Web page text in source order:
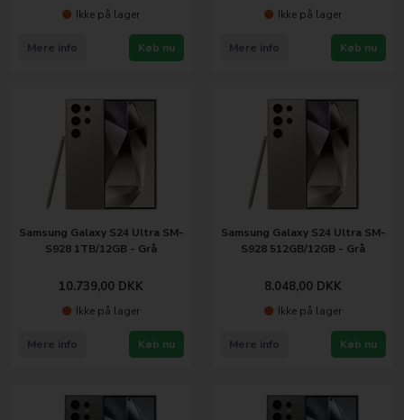
Ikke på lager
Køb nu
Mere info
Ikke på lager
Køb nu
Mere info
Samsung Galaxy S24 Ultra SM-
S928 1TB/12GB - Grå
10.739,00 DKK
Ikke på lager
Køb nu
Mere info
Samsung Galaxy S24 Ultra SM-
S928 512GB/12GB - Grå
8.048,00 DKK
Ikke på lager
Køb nu
Mere info